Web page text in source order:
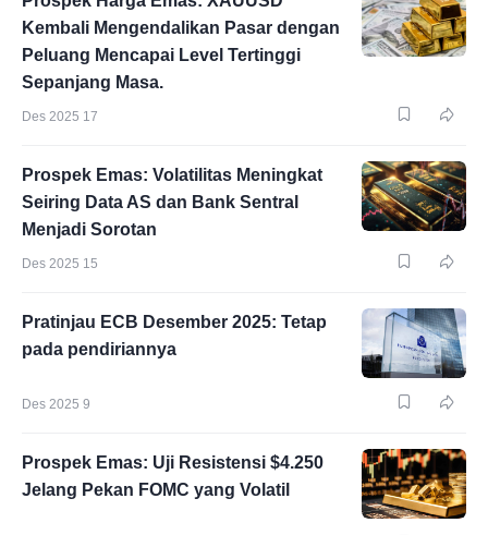
Kembali Mengendalikan Pasar dengan
Peluang Mencapai Level Tertinggi
Sepanjang Masa.
Des 2025 17
Prospek Emas: Volatilitas Meningkat
Seiring Data AS dan Bank Sentral
Menjadi Sorotan
Des 2025 15
Pratinjau ECB Desember 2025: Tetap
pada pendiriannya
Des 2025 9
Prospek Emas: Uji Resistensi $4.250
Jelang Pekan FOMC yang Volatil